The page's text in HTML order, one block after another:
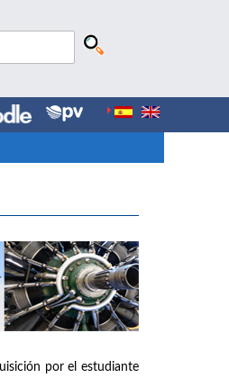
por el estudiante